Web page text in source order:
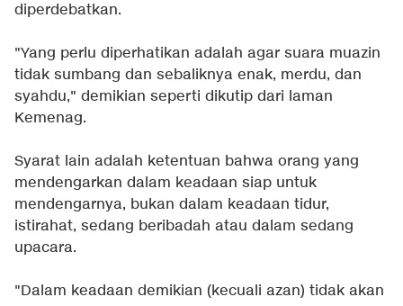
diperdebatkan.
"Yang perlu diperhatikan adalah agar suara muazin
tidak sumbang dan sebaliknya enak, merdu, dan
syahdu," demikian seperti dikutip dari laman
Kemenag.
Syarat lain adalah ketentuan bahwa orang yang
mendengarkan dalam keadaan siap untuk
mendengarnya, bukan dalam keadaan tidur,
istirahat, sedang beribadah atau dalam sedang
upacara.
"Dalam keadaan demikian (kecuali azan) tidak akan